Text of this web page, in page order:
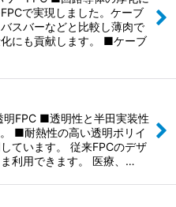
で実現しました。ケーブ
スバーなどと比較し薄肉で
にも貢献します。 ■ケーブ
明FPC ■透明性と半田実装性
■耐熱性の高い透明ポリイ
ています。 従来FPCのデザ
利用できます。 医療、…